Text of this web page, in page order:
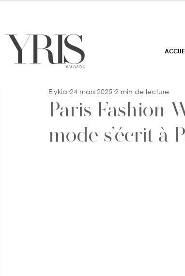
Paris Fashion
mode s’écrit à
Elykia 24 mars 2025 2 min de lecture